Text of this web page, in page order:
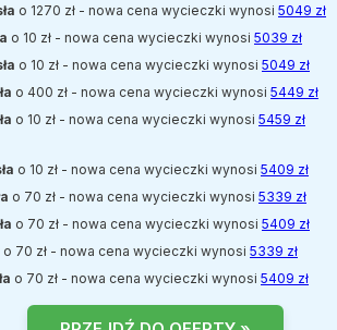
o 1270 zł - nowa cena wycieczki wynosi 5049 zł
o 10 zł - nowa cena wycieczki wynosi 5039 zł
o 10 zł - nowa cena wycieczki wynosi 5049 zł
o 400 zł - nowa cena wycieczki wynosi 5449 zł
o 10 zł - nowa cena wycieczki wynosi 5459 zł
o 10 zł - nowa cena wycieczki wynosi 5409 zł
o 70 zł - nowa cena wycieczki wynosi 5339 zł
o 70 zł - nowa cena wycieczki wynosi 5409 zł
o 70 zł - nowa cena wycieczki wynosi 5339 zł
o 70 zł - nowa cena wycieczki wynosi 5409 zł